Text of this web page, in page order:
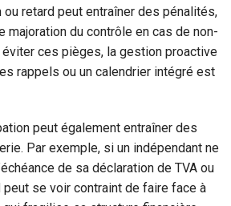
retard peut entraîner des pénalités,
majoration du contrôle en cas de non-
ces pièges, la gestion proactive
rappels ou un calendrier intégré est
peut également entraîner des
Par exemple, si un indépendant ne
de sa déclaration de TVA ou
se voir contraint de faire face à